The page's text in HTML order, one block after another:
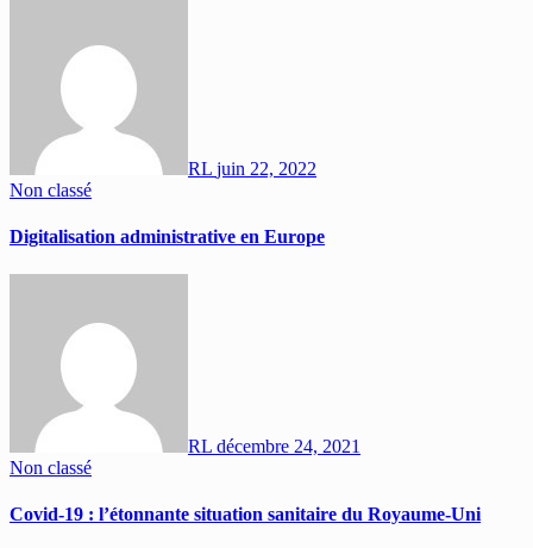
RL juin 22, 2022
Non classé
Digitalisation administrative en Europe
RL décembre 24, 2021
Non classé
Covid-19 : l’étonnante situation sanitaire du Royaume-Uni